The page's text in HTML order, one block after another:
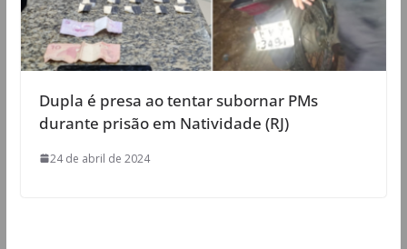
Dupla é presa ao tentar subornar PMs
durante prisão em Natividade (RJ)
24 de abril de 2024